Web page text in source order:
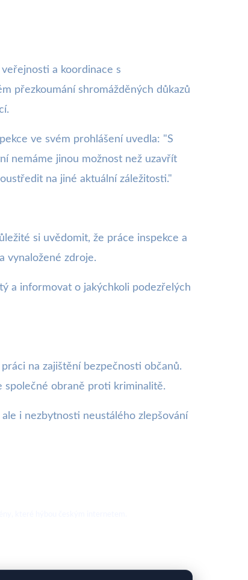
a koordinace s
přezkoumání shromážděných důkazů
ve svém prohlášení uvedla: "S
nemáme jinou možnost než uzavřít
na jiné aktuální záležitosti."
si uvědomit, že práce inspekce a
vynaložené zdroje.
a informovat o jakýchkoli podezřelých
na zajištění bezpečnosti občanů.
společné obraně proti kriminalitě.
i nezbytnosti neustálého zlepšování